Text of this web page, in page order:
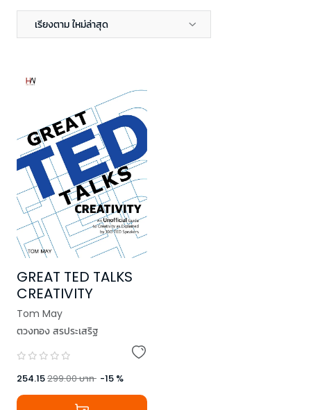
เรียงตาม ใหม่ล่าสุด
GREAT TED TALKS
CREATIVITY
Tom May
ตวงทอง สรประเสริฐ
254.15299.00บาท -15 %